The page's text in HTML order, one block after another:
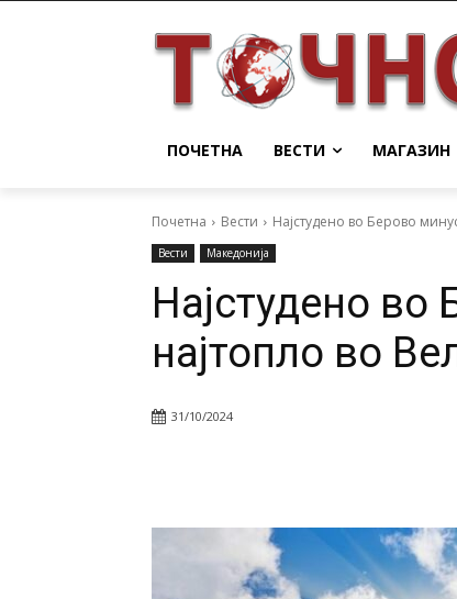
ПОЧЕТНА ВЕСТИ МАГАЗИН
Почетна Вести Најстудено во Берово
Вести Македонија
Најстудено во
најтопло во
31/10/2024